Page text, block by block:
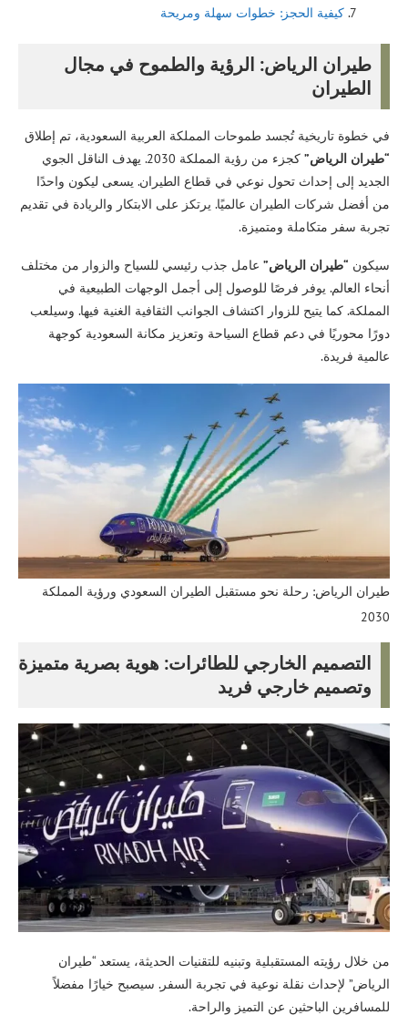
كيفية الحجز: خطوات سهلة ومريحة
طيران الرياض: الرؤية والطموح في مجال
الطيران
في خطوة تاريخية تُجسد طموحات المملكة العربية السعودية، تم إطلاق
“طيران الرياض”
كجزء من رؤية المملكة 2030. يهدف الناقل الجوي
الجديد إلى إحداث تحول نوعي في قطاع الطيران. يسعى ليكون واحدًا
من أفضل شركات الطيران عالميًا. يرتكز على الابتكار والريادة في تقديم
تجربة سفر متكاملة ومتميزة.
سيكون “طيران الرياض” عامل جذب رئيسي للسياح والزوار من مختلف
أنحاء العالم. يوفر فرصًا للوصول إلى أجمل الوجهات الطبيعية في
المملكة. كما يتيح للزوار اكتشاف الجوانب الثقافية الغنية فيها. وسيلعب
دورًا محوريًا في دعم قطاع السياحة وتعزيز مكانة السعودية كوجهة
عالمية فريدة.
طيران الرياض: رحلة نحو مستقبل الطيران السعودي ورؤية المملكة
2030
التصميم الخارجي للطائرات: هوية بصرية متميزة
وتصميم خارجي فريد
من خلال رؤيته المستقبلية وتبنيه للتقنيات الحديثة، يستعد “طيران
الرياض” لإحداث نقلة نوعية في تجربة السفر. سيصبح خيارًا مفضلاً
للمسافرين الباحثين عن التميز والراحة.